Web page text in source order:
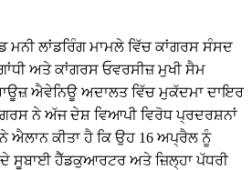
ਮਨੀ ਲਾਂਡਰਿੰਗ ਮਾਮਲੇ ਵਿੱਚ ਕਾਂਗਰਸ ਸੰਸਦ
ਅਤੇ ਕਾਂਗਰਸ ਓਵਰਸੀਜ਼ ਮੁਖੀ ਸੈਮ
ਰਾਊਜ਼ ਐਵੇਨਿਊ ਅਦਾਲਤ ਵਿੱਚ ਮੁਕੱਦਮਾ ਦਾਇਰ
ਨੇ ਅੱਜ ਦੇਸ਼ ਵਿਆਪੀ ਵਿਰੋਧ ਪ੍ਰਦਰਸ਼ਨਾਂ
ਐਲਾਨ ਕੀਤਾ ਹੈ ਕਿ ਉਹ 16 ਅਪ੍ਰੈਲ ਨੂੰ
ਸੂਬਾਈ ਹੈੱਡਕੁਆਰਟਰ ਅਤੇ ਜ਼ਿਲ੍ਹਾ ਪੱਧਰੀ